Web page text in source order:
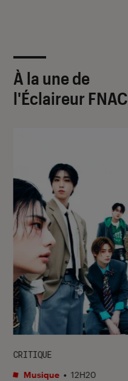
À la une de
l'Éclaireur FNAC
CRITIQUE
Musique • 12H20